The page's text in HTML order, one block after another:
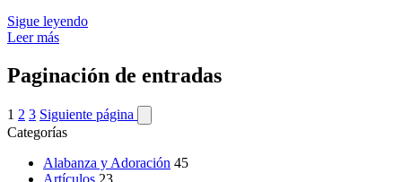
Sigue leyendo
Leer más
Paginación de entradas
1 2 3 Siguiente página
Categorías
Alabanza y Adoración 45